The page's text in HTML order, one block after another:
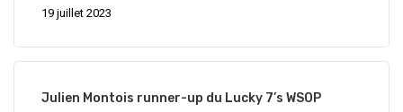
19 juillet 2023
Julien Montois runner-up du Lucky 7’s WSOP